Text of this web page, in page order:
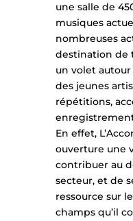
une salle de
musiques
nombreuses
destination de
un volet
des jeunes
répétitions,
En effet,
ouverture une
contribuer au
secteur, et de
ressource sur
champs qu’il